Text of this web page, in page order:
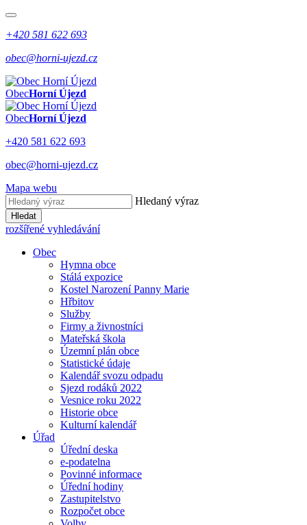
+420 581 622 693
obec@horni-ujezd.cz
ObecHorní Újezd
ObecHorní Újezd
+420 581 622 693
obec@horni-ujezd.cz
Mapa webu
Hledaný výraz
Hledat
rozšířené vyhledávání
Obec
Hymna obce
Stálá expozice
Kostel Narození Panny Marie
Hřbitov
Služby
Firmy a živnostníci
Mateřská škola
Územní plán obce
Statistické údaje
Kalendář svozu odpadu
Sjezd rodáků 2022
Vesnice roku 2022
Historie obce
Kulturní kalendář
Úřad
Úřední deska
e-podatelna
Povinné informace
Úřední hodiny
Zastupitelstvo
Rozpočet obce